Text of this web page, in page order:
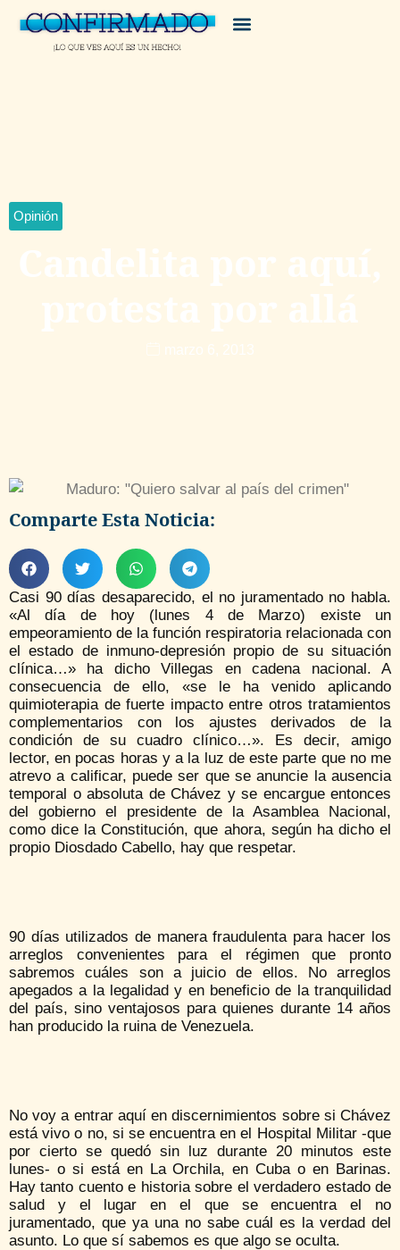
Opinión
Candelita por aquí,
protesta por allá
marzo 6, 2013
Comparte Esta Noticia:
Casi 90 días desaparecido, el no juramentado no habla.
«Al día de hoy (lunes 4 de Marzo) existe un
empeoramiento de la función respiratoria relacionada con
el estado de inmuno-depresión propio de su situación
clínica…» ha dicho Villegas en cadena nacional. A
consecuencia de ello, «se le ha venido aplicando
quimioterapia de fuerte impacto entre otros tratamientos
complementarios con los ajustes derivados de la
condición de su cuadro clínico…». Es decir, amigo
lector, en pocas horas y a la luz de este parte que no me
atrevo a calificar, puede ser que se anuncie la ausencia
temporal o absoluta de Chávez y se encargue entonces
del gobierno el presidente de la Asamblea Nacional,
como dice la Constitución, que ahora, según ha dicho el
propio Diosdado Cabello, hay que respetar.
90 días utilizados de manera fraudulenta para hacer los
arreglos convenientes para el régimen que pronto
sabremos cuáles son a juicio de ellos. No arreglos
apegados a la legalidad y en beneficio de la tranquilidad
del país, sino ventajosos para quienes durante 14 años
han producido la ruina de Venezuela.
No voy a entrar aquí en discernimientos sobre si Chávez
está vivo o no, si se encuentra en el Hospital Militar -que
por cierto se quedó sin luz durante 20 minutos este
lunes- o si está en La Orchila, en Cuba o en Barinas.
Hay tanto cuento e historia sobre el verdadero estado de
salud y el lugar en el que se encuentra el no
juramentado, que ya una no sabe cuál es la verdad del
asunto. Lo que sí sabemos es que algo se oculta.